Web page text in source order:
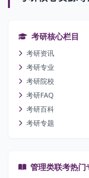
考研核心栏目
考研资讯
考研专业
考研院校
考研FAQ
考研百科
考研专题
管理类联考热门